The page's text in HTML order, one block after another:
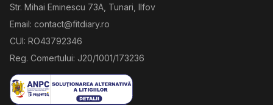
Str. Mihai Eminescu 73A, Tunari, Ilfov
Email: contact@fitdiary.ro
CUI: RO43792346
Reg. Comertului: J20/1001/173236